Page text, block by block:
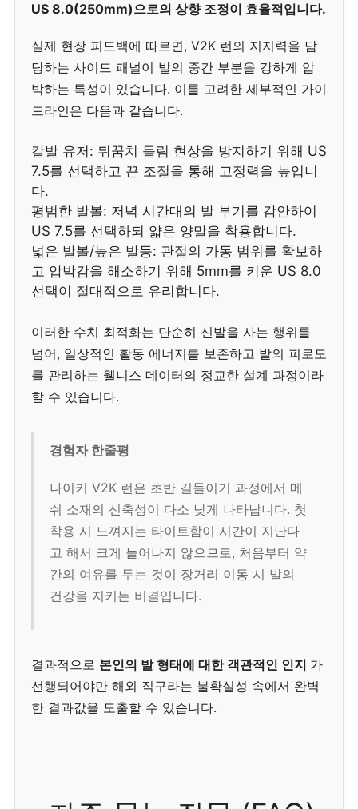
US 8.0(250mm)으로의 상향 조정이 효율적입니다.
실제 현장 피드백에 따르면, V2K 런의 지지력을 담
당하는 사이드 패널이 발의 중간 부분을 강하게 압
박하는 특성이 있습니다. 이를 고려한 세부적인 가이
드라인은 다음과 같습니다.
칼발 유저: 뒤꿈치 들림 현상을 방지하기 위해 US
7.5를 선택하고 끈 조절을 통해 고정력을 높입니
다.
평범한 발볼: 저녁 시간대의 발 부기를 감안하여
US 7.5를 선택하되 얇은 양말을 착용합니다.
넓은 발볼/높은 발등: 관절의 가동 범위를 확보하
고 압박감을 해소하기 위해 5mm를 키운 US 8.0
선택이 절대적으로 유리합니다.
이러한 수치 최적화는 단순히 신발을 사는 행위를
넘어, 일상적인 활동 에너지를 보존하고 발의 피로도
를 관리하는 웰니스 데이터의 정교한 설계 과정이라
할 수 있습니다.
경험자 한줄평
나이키 V2K 런은 초반 길들이기 과정에서 메
쉬 소재의 신축성이 다소 낮게 나타납니다. 첫
착용 시 느껴지는 타이트함이 시간이 지난다
고 해서 크게 늘어나지 않으므로, 처음부터 약
간의 여유를 두는 것이 장거리 이동 시 발의
건강을 지키는 비결입니다.
결과적으로 본인의 발 형태에 대한 객관적인 인지 가
선행되어야만 해외 직구라는 불확실성 속에서 완벽
한 결과값을 도출할 수 있습니다.